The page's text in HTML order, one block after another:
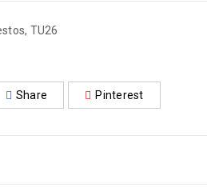
, TU26
Share Pinterest